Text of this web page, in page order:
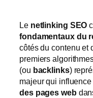
Le netlinking SEO
fondamentaux du
côtés du contenu et
premiers
(ou backlinks)
majeur qui
des pages web